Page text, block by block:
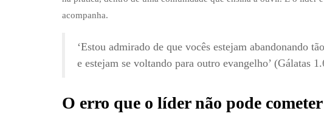
acompanha.
‘Estou admirado de que vocês estejam abandonando
e estejam se voltando para outro evangelho’ (Gálatas
O erro que o líder não pode cometer